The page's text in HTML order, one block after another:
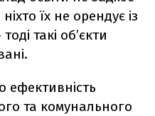
ніхто їх не орендує із
такі об’єкти
ефективність
та комунального